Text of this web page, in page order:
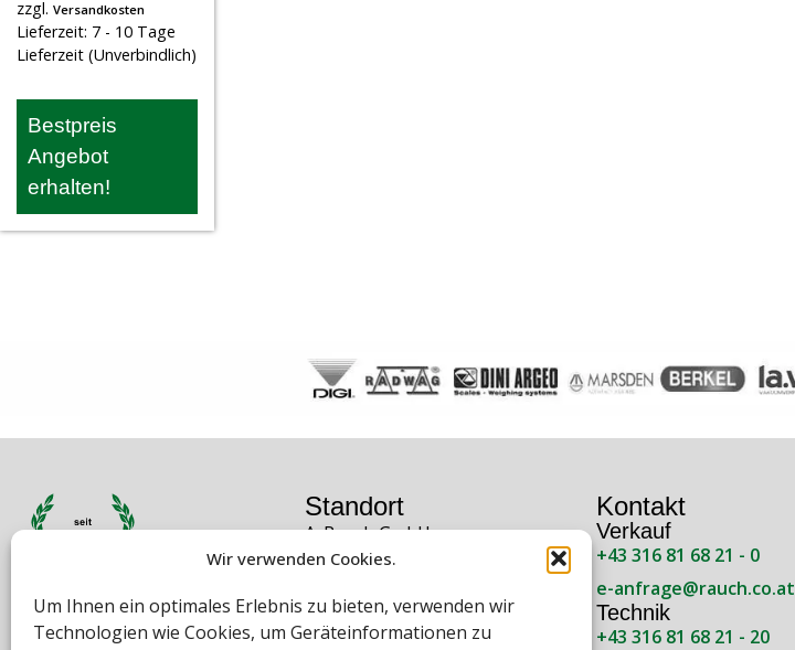
Wir verwenden Cookies.
Um Ihnen ein optimales Erlebnis zu bieten, verwenden wir
Technologien wie Cookies, um Geräteinformationen zu
zzgl. Versandkosten
Lieferzeit: 7 - 10 Tage
Lieferzeit (Unverbindlich)
Bestpreis
Angebot
erhalten!
Standort
A. Rauch GmbH
Liebenauer Hauptstraße 138
Österreich
Kontakt
Verkauf
+43 316 81 68 21 - 0
e-anfrage@rauch.co.at
Technik
+43 316 81 68 21 - 20